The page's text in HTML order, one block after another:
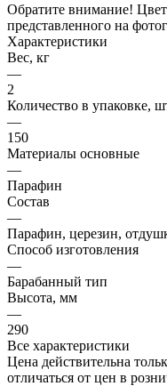
Обратите внимание!
представленного на
Характеристики
Вес, кг
—
2
Количество в упаковке,
—
150
Материалы основные
—
Парафин
Состав
—
Парафин, церезин,
Способ изготовления
—
Барабанный тип
Высота, мм
—
290
Все характеристики
Цена действительна
отличаться от цен в